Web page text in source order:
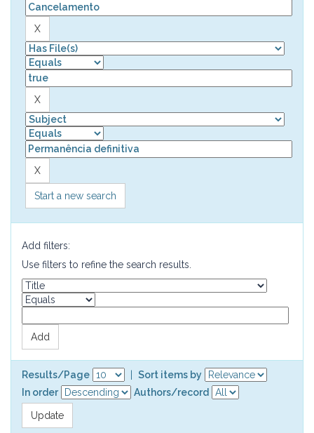
Start a new search
Add filters:
Use filters to refine the search results.
Results/Page
Sort items by
In order
Authors/record